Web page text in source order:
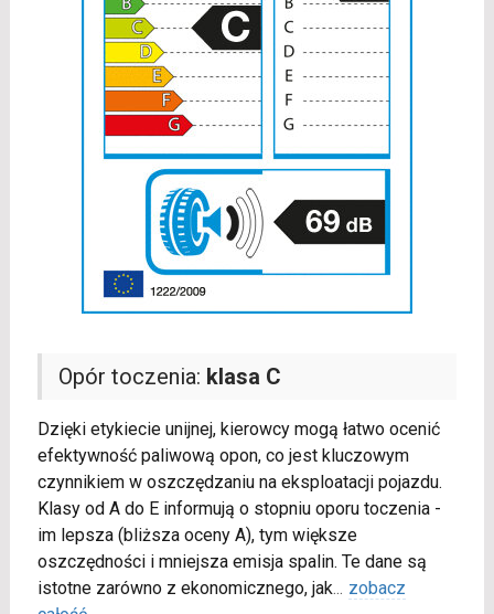
Opór toczenia: klasa C
Dzięki etykiecie unijnej, kierowcy mogą łatwo ocenić
efektywność paliwową opon, co jest kluczowym
czynnikiem w oszczędzaniu na eksploatacji pojazdu.
Klasy od A do E informują o stopniu oporu toczenia -
im lepsza (bliższa oceny A), tym większe
oszczędności i mniejsza emisja spalin. Te dane są
istotne zarówno z ekonomicznego, jak... zobacz